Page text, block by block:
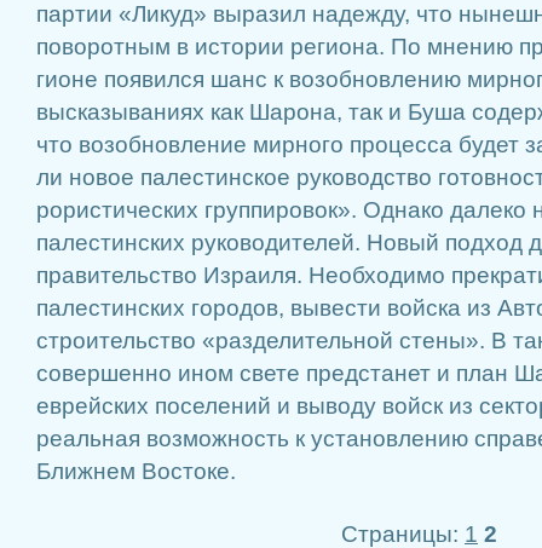
партии «Ликуд» выразил надежду, что
пово­ротным в истории региона. По мнению
гионе появился шанс к возоб­новлению
высказываниях как Шарона, так и Буша
что возоб­новление мирного процесса бу­дет
ли новое палестинское руководство
рористических группировок». Однако далеко
палестинских руководи­телей. Новый подход
правительство Израи­ля. Необходимо
палестинских городов, вывести войска из
строительство «разде­лительной стены». В
совершенно ином свете предстанет и план
еврейских поселе­ний и выводу войск из
реальная воз­можность к установлению
Ближнем Востоке.
Страницы: 1 2